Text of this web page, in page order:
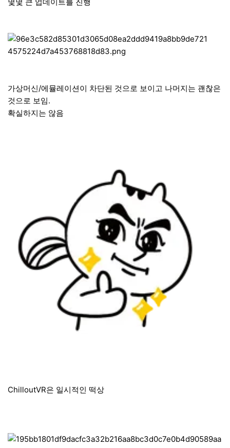
가상머신/에뮬레이션이 차단된 것으로 보이고 나머지는 괜찮은
것으로 보임.
확실하지는 않음
ChilloutVR은 일시적인 떡상